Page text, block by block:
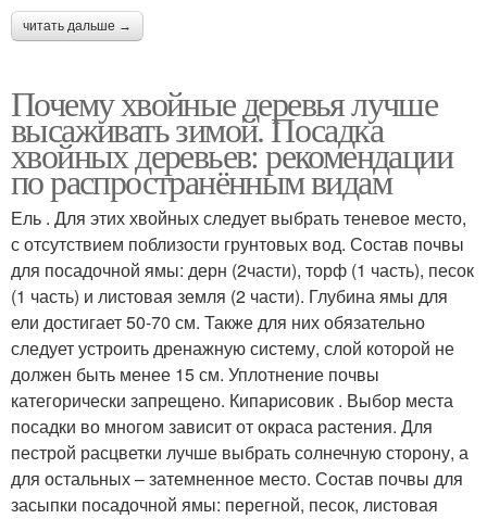
читать дальше →
Почему хвойные деревья лучше
высаживать зимой. Посадка
хвойных деревьев: рекомендации
по распространённым видам
Ель . Для этих хвойных следует выбрать теневое место,
с отсутствием поблизости грунтовых вод. Состав почвы
для посадочной ямы: дерн (2части), торф (1 часть), песок
(1 часть) и листовая земля (2 части). Глубина ямы для
ели достигает 50-70 см. Также для них обязательно
следует устроить дренажную систему, слой которой не
должен быть менее 15 см. Уплотнение почвы
категорически запрещено. Кипарисовик . Выбор места
посадки во многом зависит от окраса растения. Для
пестрой расцветки лучше выбрать солнечную сторону, а
для остальных – затемненное место. Состав почвы для
засыпки посадочной ямы: перегной, песок, листовая